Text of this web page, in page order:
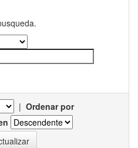
| Ordenar por